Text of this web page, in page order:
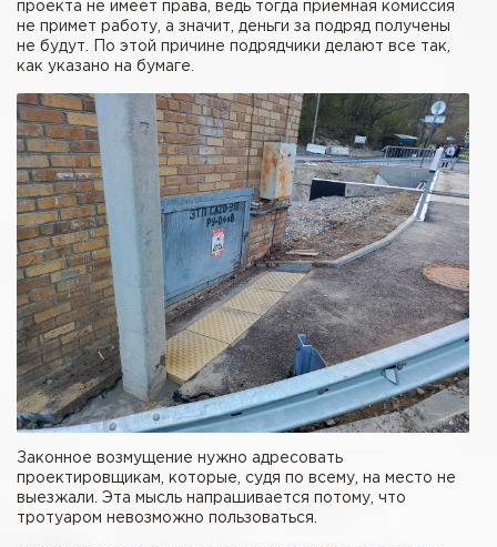
проекта не имеет права, ведь тогда приемная комиссия
не примет работу, а значит, деньги за подряд получены
не будут. По этой причине подрядчики делают все так,
как указано на бумаге.
Законное возмущение нужно адресовать
проектировщикам, которые, судя по всему, на место не
выезжали. Эта мысль напрашивается потому, что
тротуаром невозможно пользоваться.